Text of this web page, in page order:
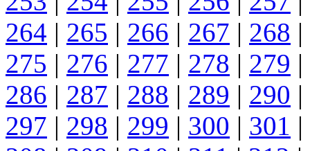
264 | 265 | 266 | 267 | 268 |
275 | 276 | 277 | 278 | 279 |
286 | 287 | 288 | 289 | 290 |
297 | 298 | 299 | 300 | 301 |